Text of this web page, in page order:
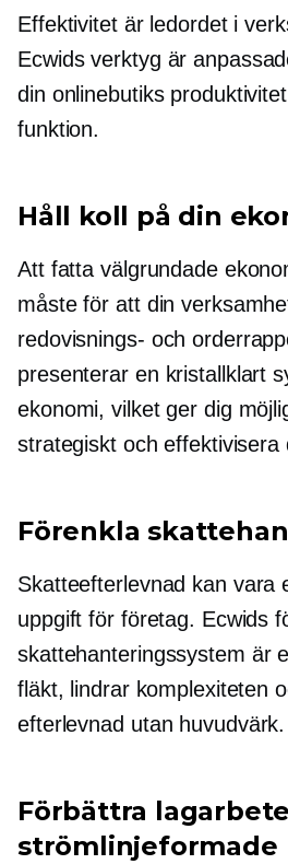
Effektivitet är ledordet i
Ecwids verktyg är
din onlinebutiks
funktion.
Håll koll på din
Att fatta välgrundade
måste för att din
redovisnings- och
presenterar en kristallklart
ekonomi, vilket ger dig
strategiskt och effektivisera
Förenkla
Skatteefterlevnad kan vara
uppgift för företag. Ecwids
skattehanteringssystem är
fläkt, lindrar komplexiteten
efterlevnad utan huvudvärk.
Förbättra
strömlinjeformade